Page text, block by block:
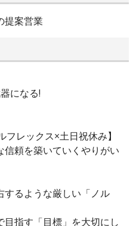
提案営業
になる!
フレックス×土日祝休み】
頼を築いていくやりがい
するような厳しい「ノル
指す「目標」を大切にし